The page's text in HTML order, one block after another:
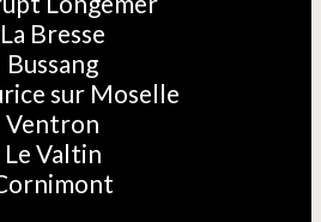
La Bresse
Bussang
sur Moselle
Ventron
Le Valtin